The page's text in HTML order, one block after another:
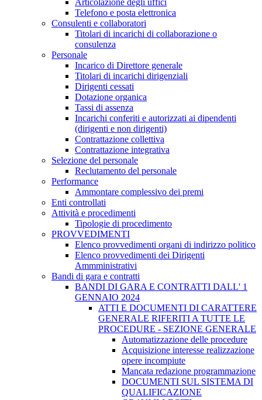
Articolazione degli uffici
Telefono e posta elettronica
Consulenti e collaboratori
Titolari di incarichi di collaborazione o
consulenza
Personale
Incarico di Direttore generale
Titolari di incarichi dirigenziali
Dirigenti cessati
Dotazione organica
Tassi di assenza
Incarichi conferiti e autorizzati ai dipendenti
(dirigenti e non dirigenti)
Contrattazione collettiva
Contrattazione integrativa
Selezione del personale
Reclutamento del personale
Performance
Ammontare complessivo dei premi
Enti controllati
Attività e procedimenti
Tipologie di procedimento
PROVVEDIMENTI
Elenco provvedimenti organi di indirizzo politico
Elenco provvedimenti dei Dirigenti
Ammministrativi
Bandi di gara e contratti
BANDI DI GARA E CONTRATTI DALL' 1
GENNAIO 2024
ATTI E DOCUMENTI DI CARATTERE
GENERALE RIFERITI A TUTTE LE
PROCEDURE - SEZIONE GENERALE
Automatizzazione delle procedure
Acquisizione interesse realizzazione
opere incompiute
Mancata redazione programmazione
DOCUMENTI SUL SISTEMA DI
QUALIFICAZIONE